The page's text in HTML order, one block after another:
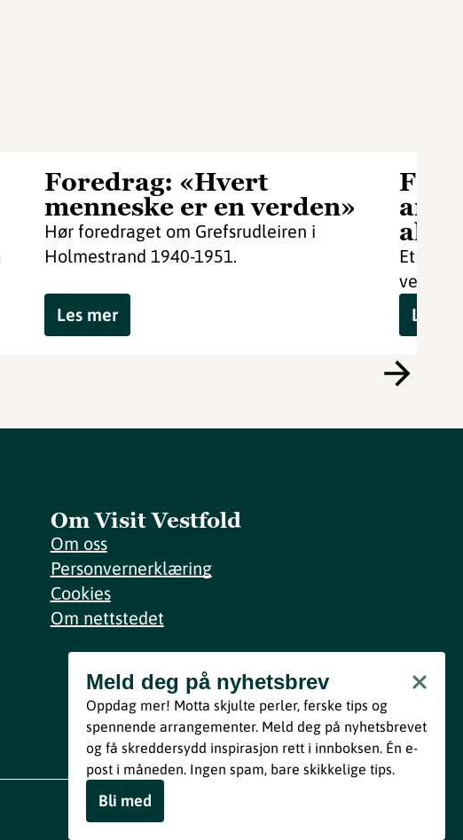
Foredrag: «Hvert
menneske er en verden»
Hør foredraget om Grefsrudleiren i
Holmestrand 1940-1951.
Les mer
Et
venner.
Les
Om Visit Vestfold
Om oss
Personvernerklæring
Cookies
Om nettstedet
Meld deg på nyhetsbrev
Bli med
Ved å melde deg inn godtar du våre vilkår i henhold til vår
personvernerklæring.
Meld deg på nyhetsbrev
Oppdag mer! Motta skjulte perler, ferske tips og
spennende arrangementer. Meld deg på nyhetsbrevet
og få skreddersydd inspirasjon rett i innboksen. Én e-
post i måneden. Ingen spam, bare skikkelige tips.
Bli med